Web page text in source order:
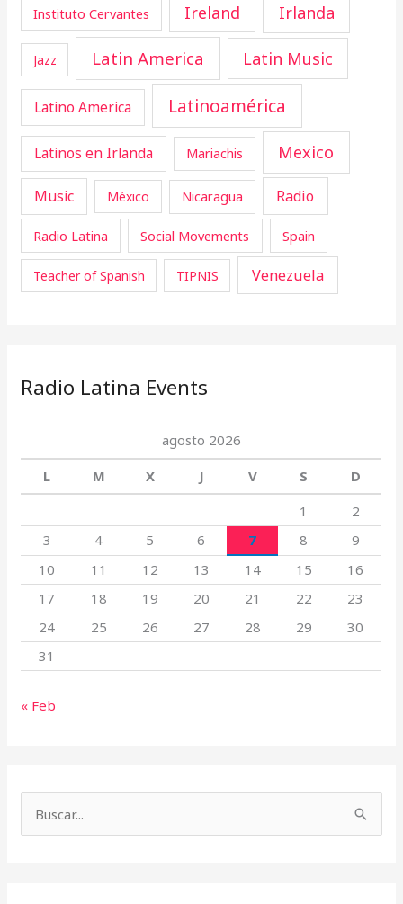
Instituto Cervantes Ireland Irlanda
Jazz Latin America Latin Music
Latino America Latinoamérica
Latinos en Irlanda Mariachis Mexico
Music México Nicaragua Radio
Radio Latina Social Movements Spain
Teacher of Spanish TIPNIS Venezuela
Radio Latina Events
agosto 2026
L
M X J V S
D
1
2
3
4 5 6 7 8
9
10
11 12 13 14 15
16
17
18 19 20 21 22
23
24
25 26 27 28 29
30
31
« Feb